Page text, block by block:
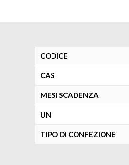
CODICE
CAS
MESI SCADENZA
UN
TIPO DI CONFEZIONE